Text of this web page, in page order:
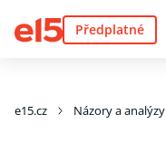
Předplatné
e15.cz Názory a analýzy